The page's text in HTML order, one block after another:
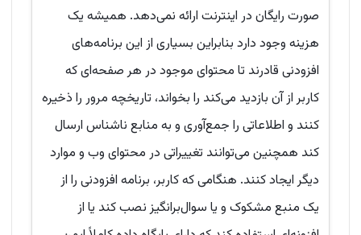
صورت رایگان در اینترنت ارائه نمی‌دهد. همیشه یک
هزینه وجود دارد بنابراین بسیاری از این برنامه‌های
افزودنی قادرند تا محتوای موجود در هر صفحه‌ای که
کاربر از آن بازدید می‌کند را بخواند، تاریخچه مرور را ذخیره
کنند و اطلاعاتی را جمع‌آوری و به منابع ناشناس ارسال
کند همچنین می‌توانند تغییراتی در محتوای وب و موارد
دیگر ایجاد کنند. هنگامی که کاربر، برنامه افزودنی را از
یک منبع مشکوک و یا سوال‌برانگیز نصب کند یا از